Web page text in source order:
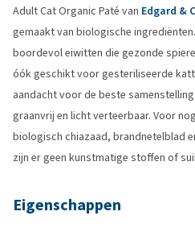
Adult Cat Organic Paté van Edgard &
gemaakt van biologische
boordevol eiwitten die gezonde
óók geschikt voor gesteriliseerde
aandacht voor de beste
graanvrij en licht verteerbaar. Voor
biologisch chiazaad, brandnetelblad
zijn er geen kunstmatige stoffen of
Eigenschappen